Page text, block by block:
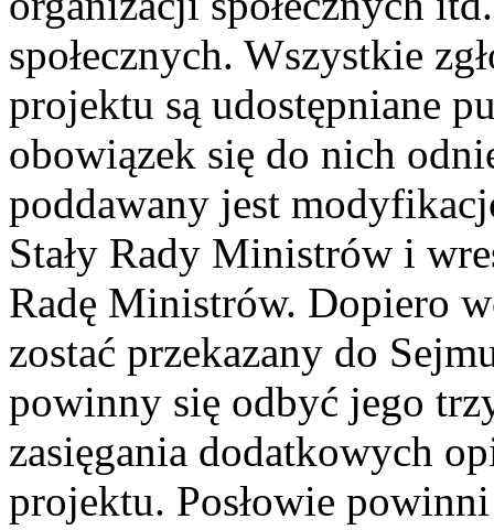
społecznych. Wszystkie
projektu są udostępniane
obowiązek się do nich
poddawany jest
Stały Rady Ministrów i
Radę Ministrów. Dopiero
zostać przekazany do
powinny się odbyć jego
zasięgania dodatkowych
projektu. Posłowie